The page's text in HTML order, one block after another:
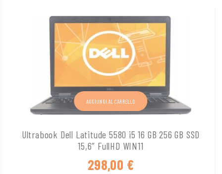
Ultrabook Dell Latitude 5580 i5 16 GB 256 GB SSD
15,6″ FullHD WIN11
298,00 €
AGGIUNGI AL CARRELLO